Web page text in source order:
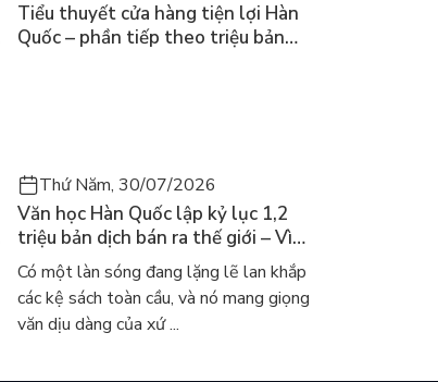
Tiểu thuyết cửa hàng tiện lợi Hàn
Quốc – phần tiếp theo triệu bản
Thứ Năm, 30/07/2026
Văn học Hàn Quốc lập kỷ lục 1,2
triệu bản dịch bán ra thế giới – Vì
sao cả thế giới đang đọc sách Hàn?
Có một làn sóng đang lặng lẽ lan khắp
các kệ sách toàn cầu, và nó mang giọng
văn dịu dàng của xứ ...